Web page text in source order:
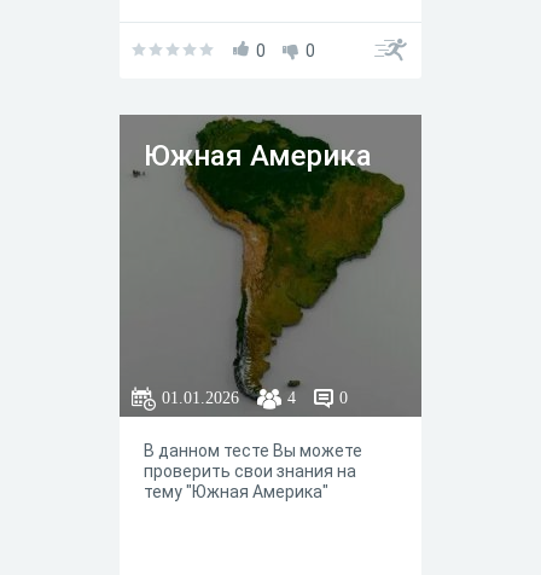
год.
0 0
Южная Америка
01.01.2026 4 0
В данном тесте Вы можете
проверить свои знания на
тему "Южная Америка"